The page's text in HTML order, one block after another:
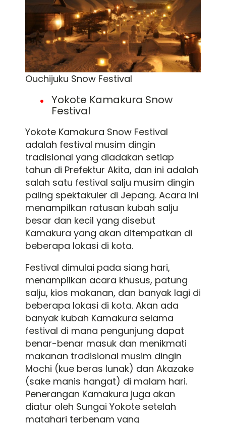
Ouchijuku Snow Festival
Yokote Kamakura Snow
Festival
Yokote Kamakura Snow Festival
adalah festival musim dingin
tradisional yang diadakan setiap
tahun di Prefektur Akita, dan ini adalah
salah satu festival salju musim dingin
paling spektakuler di Jepang. Acara ini
menampilkan ratusan kubah salju
besar dan kecil yang disebut
Kamakura yang akan ditempatkan di
beberapa lokasi di kota.
Festival dimulai pada siang hari,
menampilkan acara khusus, patung
salju, kios makanan, dan banyak lagi di
beberapa lokasi di kota. Akan ada
banyak kubah Kamakura selama
festival di mana pengunjung dapat
benar-benar masuk dan menikmati
makanan tradisional musim dingin
Mochi (kue beras lunak) dan Akazake
(sake manis hangat) di malam hari.
Penerangan Kamakura juga akan
diatur oleh Sungai Yokote setelah
matahari terbenam yang